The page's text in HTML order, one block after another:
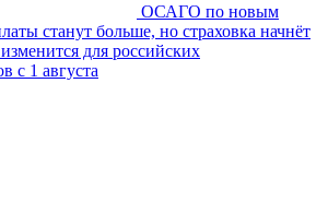
ОСАГО по новым
станут больше, но страховка начнёт
для российских
с 1 августа